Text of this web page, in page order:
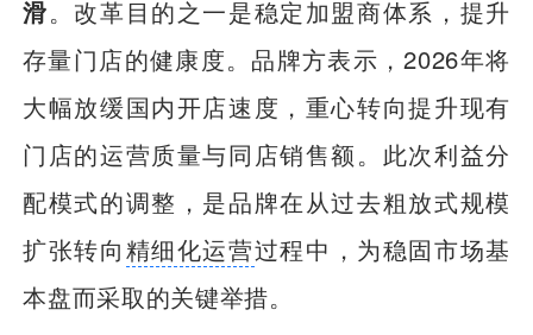
滑。改革目的之一是稳定加盟商体系，提升
存量门店的健康度。品牌方表示，2026年将
大幅放缓国内开店速度，重心转向提升现有
门店的运营质量与同店销售额。此次利益分
配模式的调整，是品牌在从过去粗放式规模
扩张转向精细化运营过程中，为稳固市场基
本盘而采取的关键举措。